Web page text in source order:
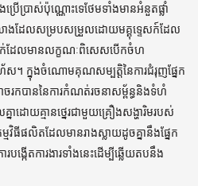
ប្រាស់ប៉ុណ្ណោះទេថែមទាំងមានអំនួតផ្លាំ
លោងដែលសម្របសម្រួលដោយមគ្គុទ្ទេសក៍ដែល
ក់ដែលមានលក្ខណៈពិសេសបើកចំហ
ស។ ក្នុងចំណោមគុណសម្បត្តិនៃការជំរុញផ្នែក
ចរកបាននៃការកំណត់រចនាសម្ព័ន្ធនិងទំហំ
ាដោយគ្មានថ្នេរជាមួយគ្រឿងសង្ហារិមរបស់
មវិធីផលិតដែលមានរាងស្លាយដូចគ្នានឹងផ្នែក
កើតការងារទាំងនេះដើម្បីឆ្លើយតបនឹង